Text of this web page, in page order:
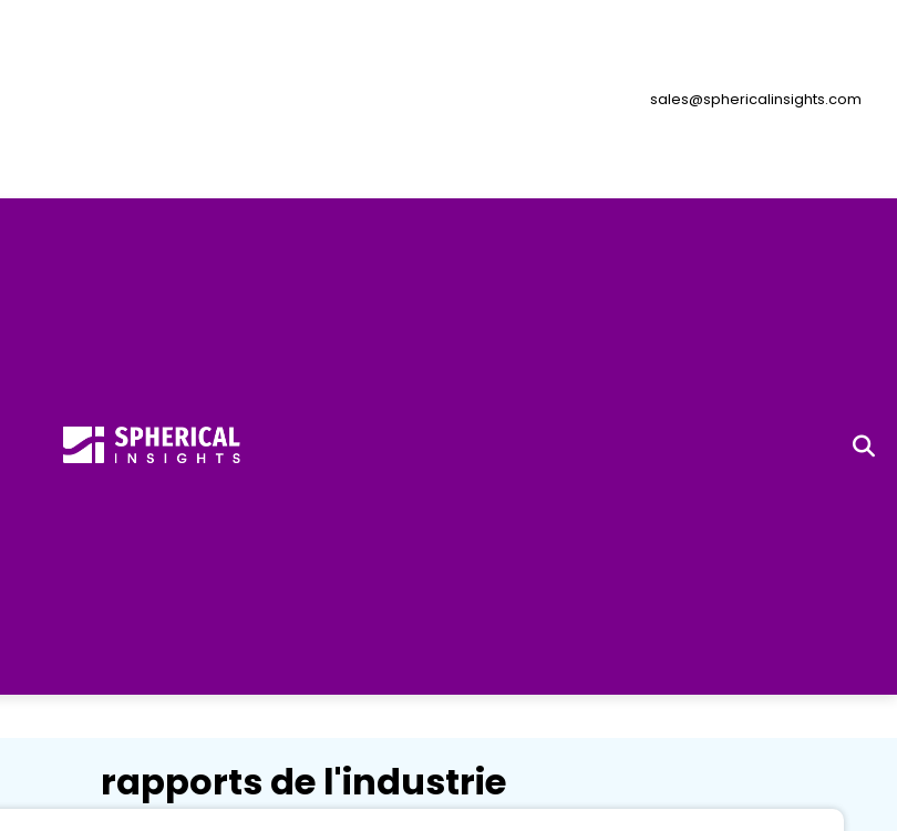
sales@sphericalinsights.com
rapports de l'industrie